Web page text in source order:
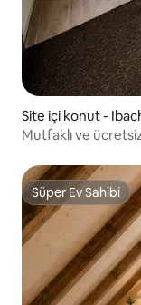
Site içi konut -
Mutfaklı ve
Süper Ev Sahibi
Süper Ev Sahibi